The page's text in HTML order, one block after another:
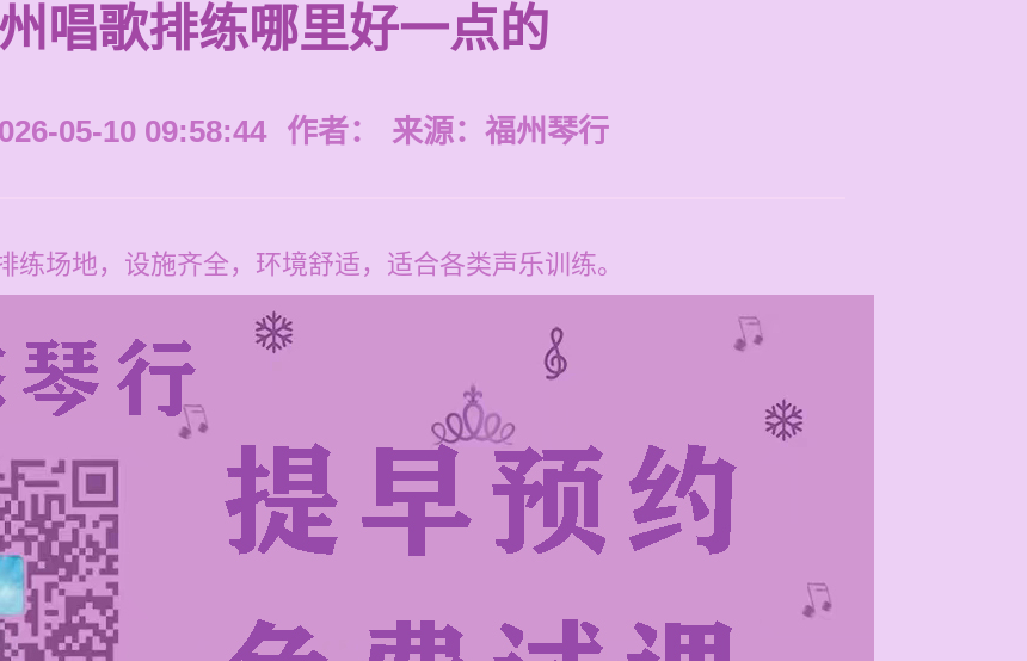
唱歌排练哪里好一点的
05-10 09:58:44 作者： 来源： 福州琴行
练场地，设施齐全，环境舒适，适合各类声乐训练。